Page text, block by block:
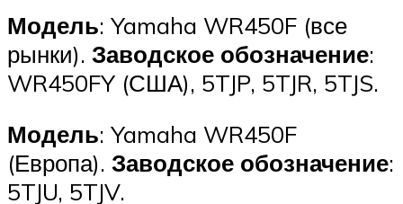
Модель: Yamaha WR450F (все
рынки). Заводское обозначение:
WR450FY (США), 5TJP, 5TJR, 5TJS.
Модель: Yamaha WR450F
(Европа). Заводское обозначение:
5TJU, 5TJV.